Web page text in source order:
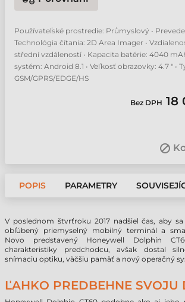
Používateľské prostredie: Průmyslový •
Technológia čítania: 2D Area Imager •
střední vzdáleností • Kapacita batérie: 4040
systém: Android 8.1 • Veľkosť obrazovky: 4.7 " •
GSM/GPRS/EDGE/HS
Bez DPH 18
POPIS PARAMETRY
V poslednom štvrťroku 2017 nadšiel čas, aby
obľúbený priemyselný mobilný terminál a
Novo predstavený Honeywell Dolphin
charakteristiky predchodcu, avšak dostal
snímaciu optiku, väčšiu pamäť a nový operačný
ĽAHKO PREDBEHNE SVOJU